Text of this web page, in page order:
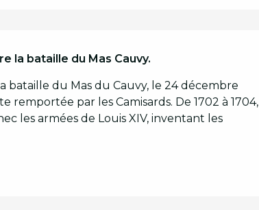
la bataille du Mas Cauvy.
bataille du Mas du Cauvy, le 24 décembre
par les Camisards. De 1702 à 1704,
les armées de Louis XIV, inventant les